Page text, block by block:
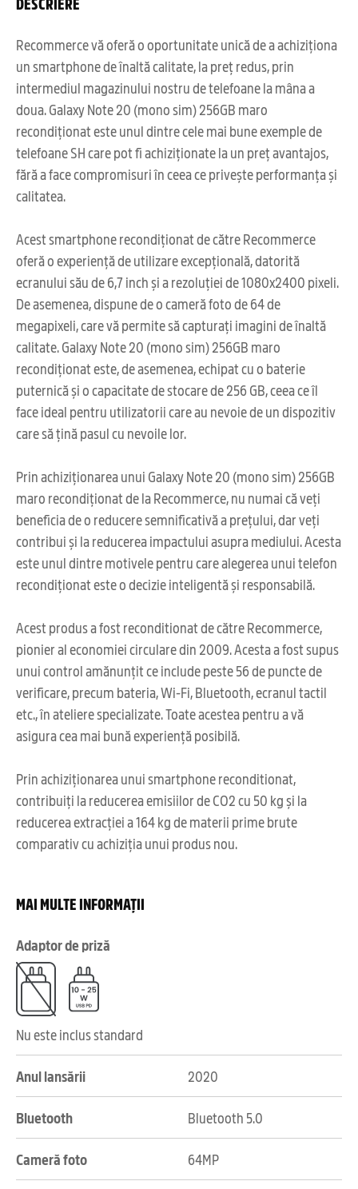
Recommerce vă oferă o oportunitate unică de a achiziționa
un smartphone de înaltă calitate, la preț redus, prin
intermediul magazinului nostru de telefoane la mâna a
doua. Galaxy Note 20 (mono sim) 256GB maro
recondiționat este unul dintre cele mai bune exemple de
telefoane SH care pot fi achiziționate la un preț avantajos,
fără a face compromisuri în ceea ce privește performanța și
calitatea.
Acest smartphone recondiționat de către Recommerce
oferă o experiență de utilizare excepțională, datorită
ecranului său de 6,7 inch și a rezoluției de 1080x2400 pixeli.
De asemenea, dispune de o cameră foto de 64 de
megapixeli, care vă permite să capturați imagini de înaltă
calitate. Galaxy Note 20 (mono sim) 256GB maro
recondiționat este, de asemenea, echipat cu o baterie
puternică și o capacitate de stocare de 256 GB, ceea ce îl
face ideal pentru utilizatorii care au nevoie de un dispozitiv
care să țină pasul cu nevoile lor.
Prin achiziționarea unui Galaxy Note 20 (mono sim) 256GB
maro recondiționat de la Recommerce, nu numai că veți
beneficia de o reducere semnificativă a prețului, dar veți
contribui și la reducerea impactului asupra mediului. Acesta
este unul dintre motivele pentru care alegerea unui telefon
recondiționat este o decizie inteligentă și responsabilă.
Acest produs a fost reconditionat de către Recommerce,
pionier al economiei circulare din 2009. Acesta a fost supus
unui control amănunțit ce include peste 56 de puncte de
verificare, precum bateria, Wi-Fi, Bluetooth, ecranul tactil
etc., în ateliere specializate. Toate acestea pentru a vă
asigura cea mai bună experiență posibilă.
Prin achiziționarea unui smartphone reconditionat,
contribuiți la reducerea emisiilor de CO2 cu 50 kg și la
reducerea extracției a 164 kg de materii prime brute
comparativ cu achiziția unui produs nou.
MAI MULTE INFORMAȚII
Adaptor de priză
Nu este inclus standard
Anul lansării 2020
Bluetooth Bluetooth 5.0
Cameră foto 64MP